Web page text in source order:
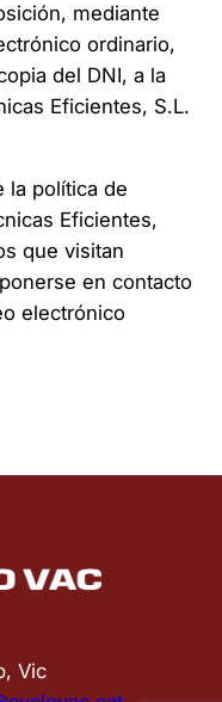
mediante
ordinario,
del DNI, a la
Eficientes, S.L.
la política de
Eficientes,
que visitan
en contacto
electrónico
Vic